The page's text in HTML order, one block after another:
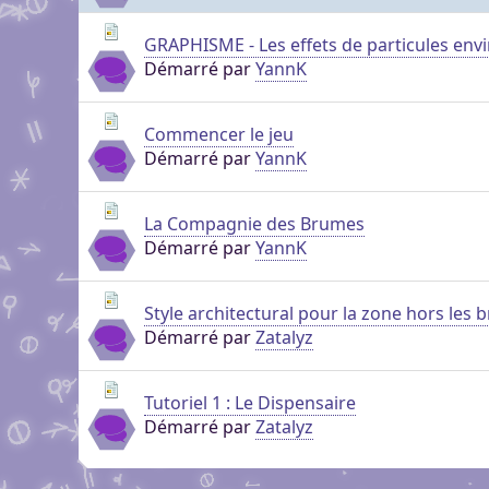
genre pour aider dans
Pour partager des
peut s'inscrire, mais
personne si vous n'êtes
Visioconférence
Salon audio et vidéo,
compte, via le
micro ! /!\ Ce n'est pas
XMPP.
Boutiques
Brillez aux couleurs de
quelques boutiques en
stands.
Nous soutenir
Aider Khaganat
nature, en temps ou en
GRAPHISME - Les effets de particules
Démarré parYannK
Commencer le jeu
Démarré parYannK
La Compagnie des Brumes
Démarré parYannK
Style architectural pour la zone hors les
Démarré parZatalyz
Tutoriel 1 : Le Dispensaire
Démarré parZatalyz